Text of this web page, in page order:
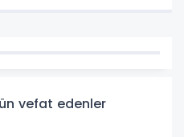
vefat edenler